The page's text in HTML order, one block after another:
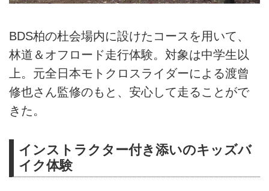
BDS柏の杜会場内に設けたコースを用いて、
林道＆オフロード走行体験。対象は中学生以
上。元全日本モトクロスライダーによる渡曾
修也さん監修のもと、安心して走ることがで
きた。
インストラクター付き添いのキッズバ
イク体験